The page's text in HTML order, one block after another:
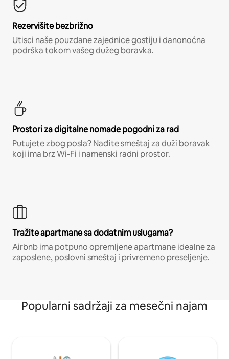
Rezervišite bezbrižno
Utisci naše pouzdane zajednice gostiju i danonoćna
podrška tokom vašeg dužeg boravka.
Prostori za digitalne nomade pogodni za rad
Putujete zbog posla? Nađite smeštaj za duži boravak
koji ima brz Wi-Fi i namenski radni prostor.
Tražite apartmane sa dodatnim uslugama?
Airbnb ima potpuno opremljene apartmane idealne za
zaposlene, poslovni smeštaj i privremeno preseljenje.
Popularni sadržaji za mesečni najam